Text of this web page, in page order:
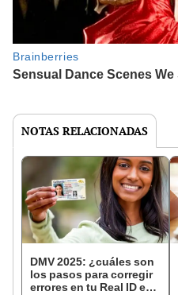
NOTAS RELACIONADAS
DMV 2025: ¿cuáles son
los pasos para corregir
errores en tu Real ID en